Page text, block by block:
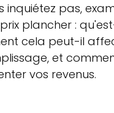
inquiétez pas,
plancher :
cela peut-il
et
vos revenus.